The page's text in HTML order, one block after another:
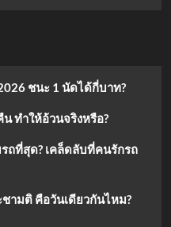
ชนะ 1 นัดได้กี่บาท?
ทำให้อ้วนจริงหรือ?
ที่สุด? เคล็ดลับที่คนรักรถ
ชามติ คือวันเดียวกันไหม?